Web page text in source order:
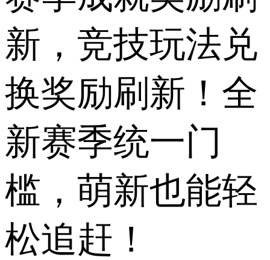
新，竞技玩法兑
换奖励刷新！全
新赛季统一门
槛，萌新也能轻
松追赶！